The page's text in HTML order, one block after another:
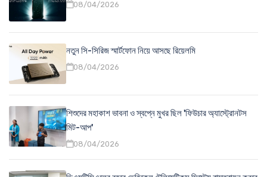
08/04/2026
নতুন সি-সিরিজ স্মার্টফোন নিয়ে আসছে রিয়েলমি
08/04/2026
শিশুদের মহাকাশ ভাবনা ও স্বপ্নে মুখর ছিল 'ফিউচার অ্যাস্ট্রোনটস
মিট-আপ'
08/04/2026